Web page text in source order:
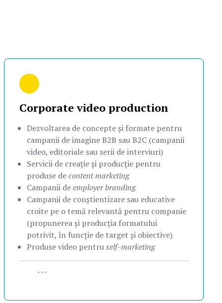
Corporate video production
Dezvoltarea de concepte și formate pentru
campanii de imagine B2B sau B2C (campanii
video, editoriale sau serii de interviuri)
Servicii de creație și producție pentru
produse decontent marketing
Campanii deemployer branding
Campanii de conștientizare sau educative
croite pe o temă relevantă pentru companie
(propunerea și producția formatului
potrivit, în funcție de target și obiective)
Produse video pentruself-marketing
•••